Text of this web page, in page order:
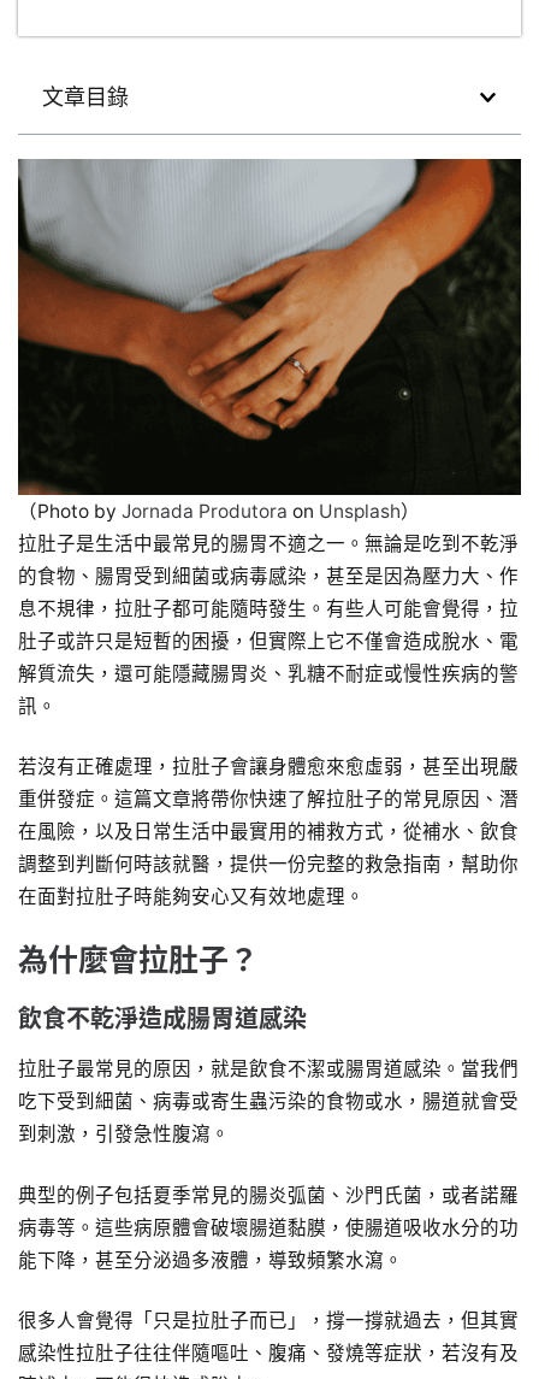
文章目錄
（Photo by Jornada Produtora on Unsplash）
拉肚子是生活中最常見的腸胃不適之一。無論是吃到不乾淨
的食物、腸胃受到細菌或病毒感染，甚至是因為壓力大、作
息不規律，拉肚子都可能隨時發生。有些人可能會覺得，拉
肚子或許只是短暫的困擾，但實際上它不僅會造成脫水、電
解質流失，還可能隱藏腸胃炎、乳糖不耐症或慢性疾病的警
訊。
若沒有正確處理，拉肚子會讓身體愈來愈虛弱，甚至出現嚴
重併發症。這篇文章將帶你快速了解拉肚子的常見原因、潛
在風險，以及日常生活中最實用的補救方式，從補水、飲食
調整到判斷何時該就醫，提供一份完整的救急指南，幫助你
在面對拉肚子時能夠安心又有效地處理。
為什麼會拉肚子？
飲食不乾淨造成腸胃道感染
拉肚子最常見的原因，就是飲食不潔或腸胃道感染。當我們
吃下受到細菌、病毒或寄生蟲污染的食物或水，腸道就會受
到刺激，引發急性腹瀉。
典型的例子包括夏季常見的腸炎弧菌、沙門氏菌，或者諾羅
病毒等。這些病原體會破壞腸道黏膜，使腸道吸收水分的功
能下降，甚至分泌過多液體，導致頻繁水瀉。
很多人會覺得「只是拉肚子而已」，撐一撐就過去，但其實
感染性拉肚子往往伴隨嘔吐、腹痛、發燒等症狀，若沒有及